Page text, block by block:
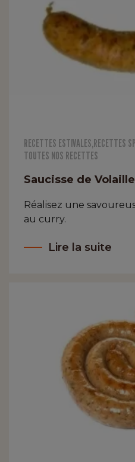
RECETTES ESTIVALES RECETTES
TOUTES NOS RECETTES
Saucisse de
Réalisez une
au curry.
Lire la suite